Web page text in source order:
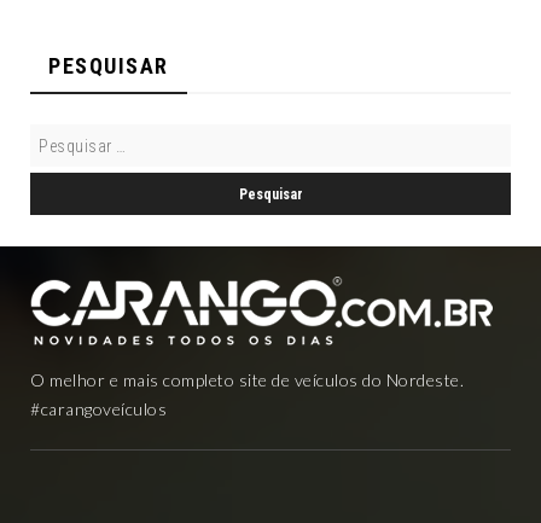
PESQUISAR
O melhor e mais completo site de veículos do Nordeste.
#carangoveículos